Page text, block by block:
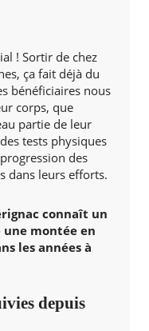
! Sortir de chez
ça fait déjà du
bénéficiaires nous
corps, que
partie de leur
tests physiques
des
dans leurs efforts.
connaît un
montée en
les années à
depuis